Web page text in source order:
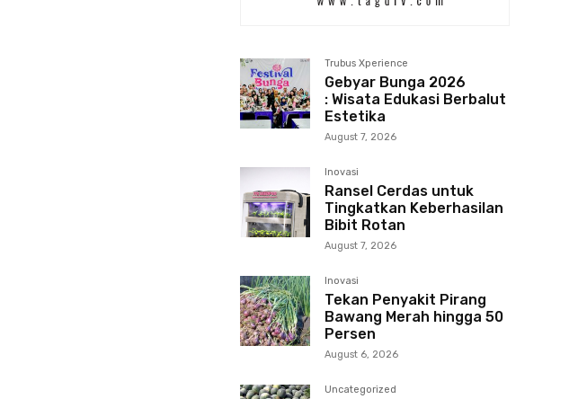
Trubus Xperience
Gebyar Bunga 2026
: Wisata Edukasi Berbalut
Estetika
August 7, 2026
Inovasi
Ransel Cerdas untuk
Tingkatkan Keberhasilan
Bibit Rotan
August 7, 2026
Inovasi
Tekan Penyakit Pirang
Bawang Merah hingga 50
Persen
August 6, 2026
Uncategorized